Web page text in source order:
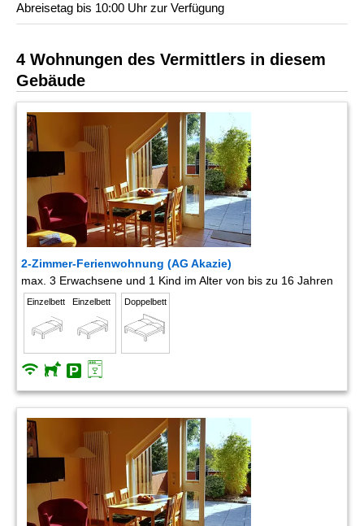
Abreisetag bis 10:00 Uhr zur Verfügung
4 Wohnungen des Vermittlers in diesem
Gebäude
2-Zimmer-Ferienwohnung (AG Akazie)
max. 3 Erwachsene und 1 Kind im Alter von bis zu 16 Jahren
Einzelbett Einzelbett Doppelbett